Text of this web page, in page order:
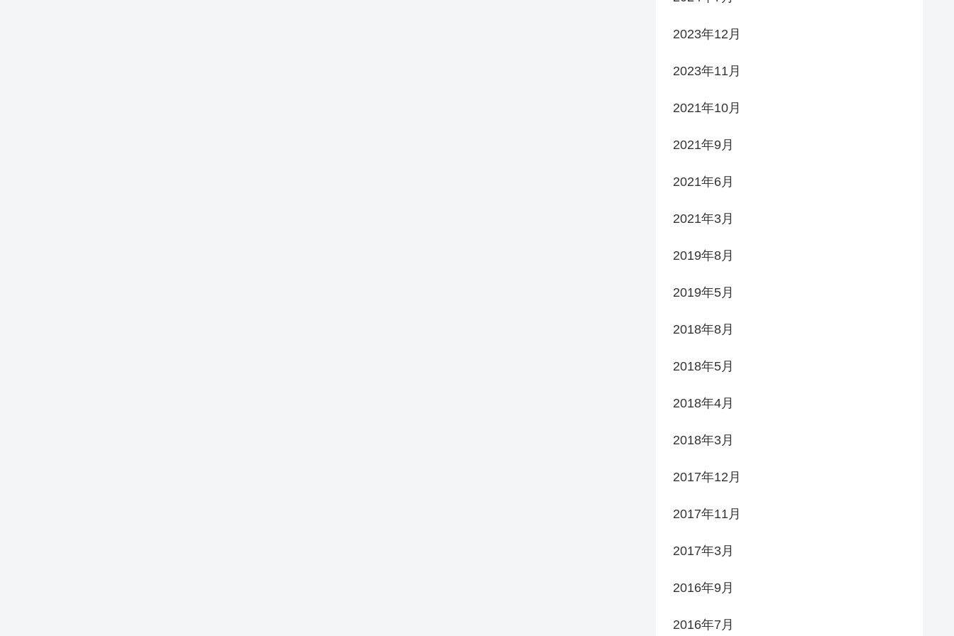
2023年12月
2023年11月
2021年10月
2021年9月
2021年6月
2021年3月
2019年8月
2019年5月
2018年8月
2018年5月
2018年4月
2018年3月
2017年12月
2017年11月
2017年3月
2016年9月
2016年7月